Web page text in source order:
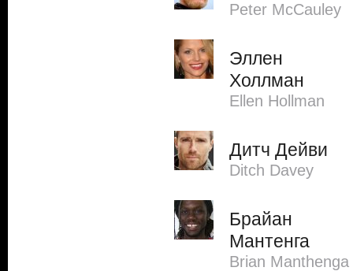
Peter McCauley
Эллен
Холлман
Ellen Hollman
Дитч Дейви
Ditch Davey
Брайан
Мантенга
Brian Manthenga